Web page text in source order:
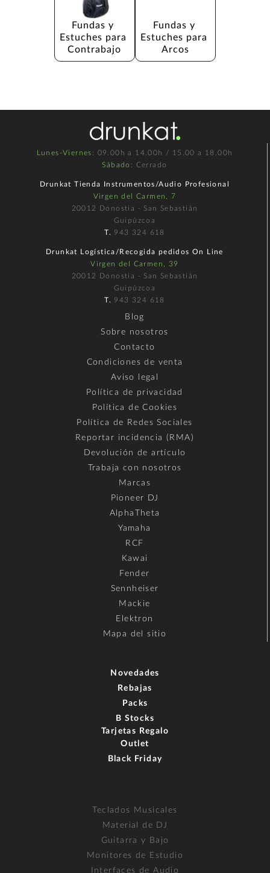
Fundas y
Estuches para
Contrabajo
Fundas y
Estuches para
Arcos
Lunes-Viernes : 09.00h a 14.00h / 15.00 a 18.00h
Sábado : Cerrado
Drunkat Tienda Instrumentos/Audio Profesional
Virgen del Carmen, 7
20012 Donostia - San Sebastián
Guipúzcoa
T. 943 324 618
Drunkat Logística/Recogida pedidos On Line
Virgen del Carmen, 39
20012 Donostia - San Sebastián
Guipúzcoa
T. 943 324 618
Blog
Sobre nosotros
Contacto
Condiciones de venta
Aviso legal
Política de privacidad
Política de Cookies
Política de Redes Sociales
Reportar incidencia (RMA)
Devolución de artículo
Trabaja con nosotros
Marcas
Pioneer DJ
AlphaTheta
Yamaha
RCF
Kawai
Fender
Sennheiser
Mackie
Elektron
Mapa del sitio
Novedades
Rebajas
Packs
B Stocks
Tarjetas Regalo
Outlet
Black Friday
Teclados Musicales
Material de DJ
Guitarra y Bajo
Monitores de Estudio
Interfaces de Audio